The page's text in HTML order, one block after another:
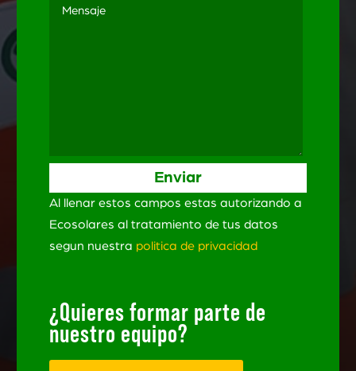
Al llenar estos campos estas autorizando a
Ecosolares al tratamiento de tus datos
segun nuestra politica de privacidad
¿Quieres formar parte de
nuestro equipo?